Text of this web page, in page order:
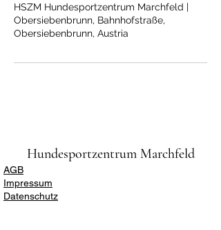
HSZM Hundesportzentrum Marchfeld |
Obersiebenbrunn, Bahnhofstraße,
Obersiebenbrunn, Austria
Hundesportzentrum Marchfeld
AGB
Impressum
Datenschutz